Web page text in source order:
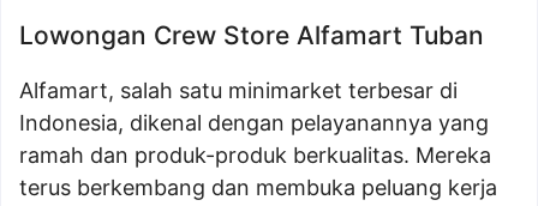
Lowongan Crew Store Alfamart Tuban
Alfamart, salah satu minimarket terbesar di
Indonesia, dikenal dengan pelayanannya yang
ramah dan produk-produk berkualitas. Mereka
terus berkembang dan membuka peluang kerja